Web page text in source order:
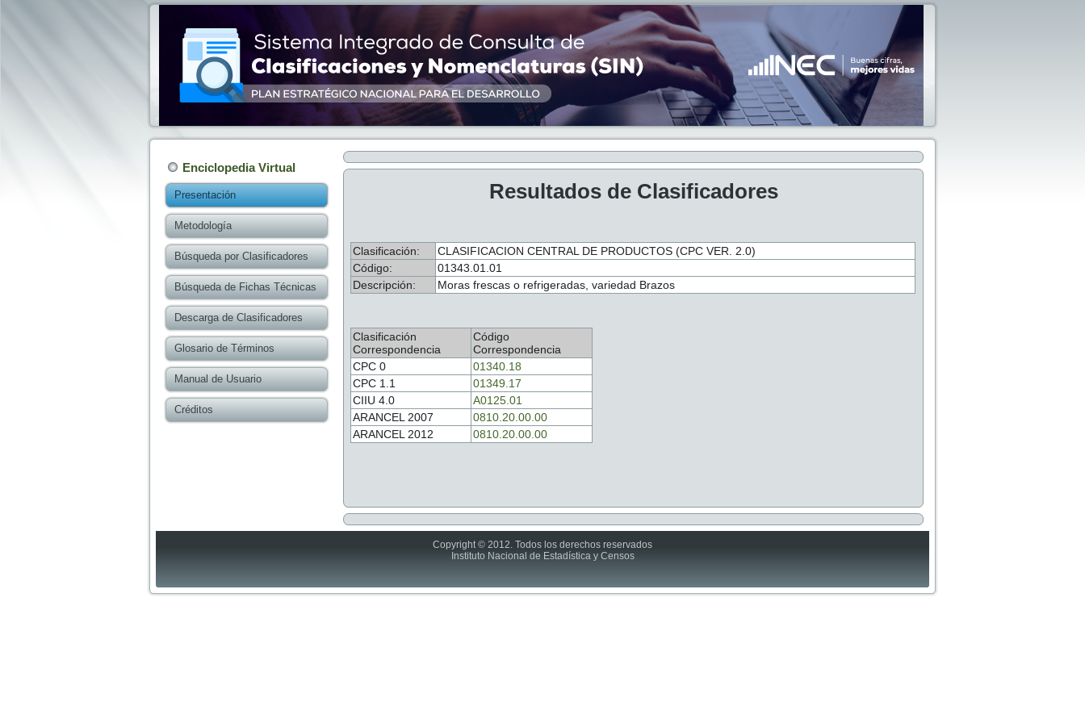
Enciclopedia Virtual
Presentación
Metodología
Búsqueda por Clasificadores
Búsqueda de Fichas Técnicas
Descarga de Clasificadores
Glosario de Términos
Manual de Usuario
Créditos
Resultados de Clasificadores
Clasificación:
CLASIFICACION CENTRAL DE PRODUCTOS (CPC VER. 2.0)
Código:
01343.01.01
Descripción:
Moras frescas o refrigeradas, variedad Brazos
Clasificación
Correspondencia
Código
Correspondencia
CPC 0
01340.18
CPC 1.1
01349.17
CIIU 4.0
A0125.01
ARANCEL 2007
0810.20.00.00
ARANCEL 2012
0810.20.00.00
Copyright © 2012. Todos los derechos reservados
Instituto Nacional de Estadística y Censos